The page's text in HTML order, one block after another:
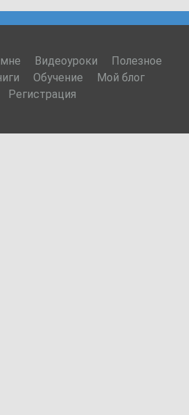
Видеоуроки
Полезное
Обучение
Мой блог
Регистрация